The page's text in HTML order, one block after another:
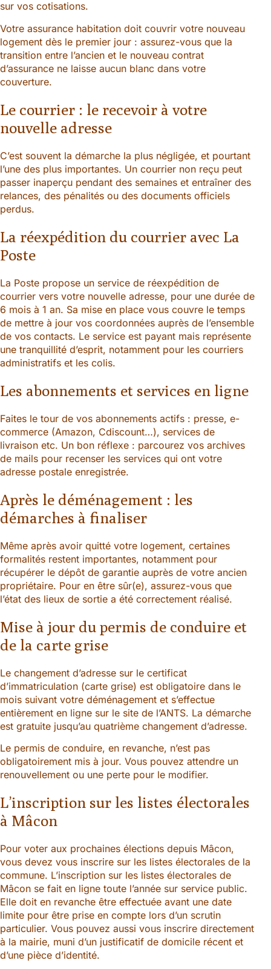
sur vos cotisations.
Votre assurance habitation doit couvrir votre nouveau
logement dès le premier jour : assurez-vous que la
transition entre l’ancien et le nouveau contrat
d’assurance ne laisse aucun blanc dans votre
couverture.
Le courrier : le recevoir à votre
nouvelle adresse
C’est souvent la démarche la plus négligée, et pourtant
l’une des plus importantes. Un courrier non reçu peut
passer inaperçu pendant des semaines et entraîner des
relances, des pénalités ou des documents officiels
perdus.
La réexpédition du courrier avec La
Poste
La Poste propose un service de réexpédition de
courrier vers votre nouvelle adresse, pour une durée de
6 mois à 1 an. Sa mise en place vous couvre le temps
de mettre à jour vos coordonnées auprès de l’ensemble
de vos contacts. Le service est payant mais représente
une tranquillité d’esprit, notamment pour les courriers
administratifs et les colis.
Les abonnements et services en ligne
Faites le tour de vos abonnements actifs : presse, e-
commerce (Amazon, Cdiscount…), services de
livraison etc. Un bon réflexe : parcourez vos archives
de mails pour recenser les services qui ont votre
adresse postale enregistrée.
Après le déménagement : les
démarches à finaliser
Même après avoir quitté votre logement, certaines
formalités restent importantes, notamment pour
récupérer le dépôt de garantie auprès de votre ancien
propriétaire. Pour en être sûr(e), assurez-vous que
l’état des lieux de sortie a été correctement réalisé.
Mise à jour du permis de conduire et
de la carte grise
Le changement d’adresse sur le certificat
d’immatriculation (carte grise) est obligatoire dans le
mois suivant votre déménagement et s’effectue
entièrement en ligne sur le site de l’ANTS. La démarche
est gratuite jusqu’au quatrième changement d’adresse.
Le permis de conduire, en revanche, n’est pas
obligatoirement mis à jour. Vous pouvez attendre un
renouvellement ou une perte pour le modifier.
L’inscription sur les listes électorales
à Mâcon
Pour voter aux prochaines élections depuis Mâcon,
vous devez vous inscrire sur les listes électorales de la
commune. L’inscription sur les listes électorales de
Mâcon se fait en ligne toute l’année sur service public.
Elle doit en revanche être effectuée avant une date
limite pour être prise en compte lors d’un scrutin
particulier. Vous pouvez aussi vous inscrire directement
à la mairie, muni d’un justificatif de domicile récent et
d’une pièce d’identité.